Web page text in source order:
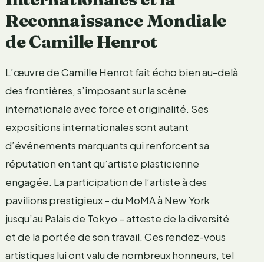
Reconnaissance Mondiale
de Camille Henrot
L’œuvre de Camille Henrot fait écho bien au-delà
des frontières, s’imposant sur la scène
internationale avec force et originalité. Ses
expositions internationales sont autant
d’événements marquants qui renforcent sa
réputation en tant qu’artiste plasticienne
engagée. La participation de l’artiste à des
pavilions prestigieux – du MoMA à New York
jusqu’au Palais de Tokyo – atteste de la diversité
et de la portée de son travail. Ces rendez-vous
artistiques lui ont valu de nombreux honneurs, tel